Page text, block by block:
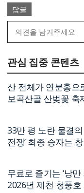
답글
관심 집중 콘텐츠
산 전체가 연분홍으
보곡산골 산벚꽃 축
33만 평 노란 물결
전쟁’ 최종 승자는
무료로 즐기는 ‘낭
2026년 제천 청풍호